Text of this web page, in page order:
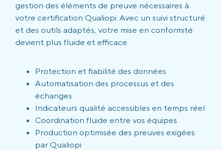
gestion des éléments de preuve nécessaires à
votre certification Qualiopi. Avec un suivi structuré
et des outils adaptés, votre mise en conformité
devient plus fluide et efficace.
Protection et fiabilité des données
Automatisation des processus et des
échanges
Indicateurs qualité accessibles en temps réel
Coordination fluide entre vos équipes
Production optimisée des preuves exigées
par Qualiopi